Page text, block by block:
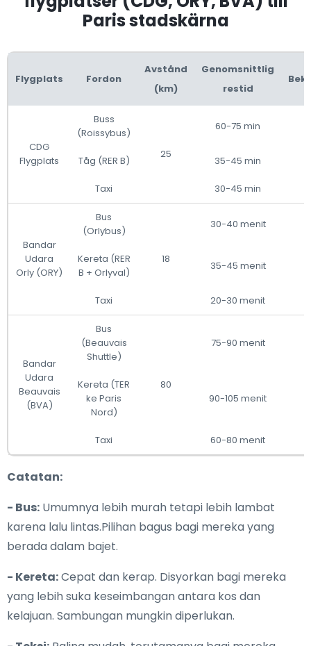
Paris stadskärna
Flygplats Fordon
Avstånd
(km)
Genomsnittlig
restid
CDG
Flygplats
Buss
(Roissybus)
25
60-75 min
Tåg (RER B) 35-45 min
Taxi 30-45 min
Bandar
Udara
Orly (ORY)
Bus
(Orlybus)
18
30-40 menit
Kereta (RER
B + Orlyval)
35-45 menit
Taxi 20-30 menit
Bandar
Udara
Beauvais
(BVA)
Bus
(Beauvais
Shuttle)
80
75-90 menit
Kereta (TER
ke Paris
Nord)
90-105 menit
Taxi 60-80 menit
Catatan:
- Bus: Umumnya lebih murah tetapi lebih lambat
karena lalu lintas.Pilihan bagus bagi mereka yang
berada dalam bajet.
- Kereta:Cepat dan kerap. Disyorkan bagi mereka
yang lebih suka keseimbangan antara kos dan
kelajuan. Sambungan mungkin diperlukan.